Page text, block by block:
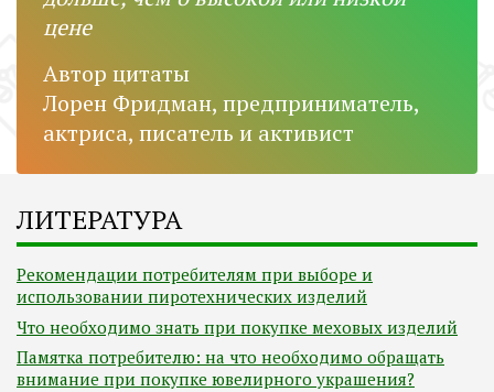
цене
Автор цитаты
Лорен Фридман, предприниматель,
актриса, писатель и активист
ЛИТЕРАТУРА
Рекомендации потребителям при выборе и
использовании пиротехнических изделий
Что необходимо знать при покупке меховых изделий
Памятка потребителю: на что необходимо обращать
внимание при покупке ювелирного украшения?